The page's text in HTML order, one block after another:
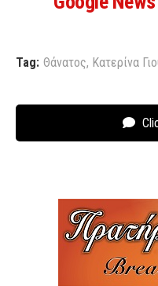
Tag: Θάνατος, Κατερίνα